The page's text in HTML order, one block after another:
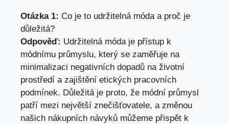
Otázka 1: Co je to udržitelná móda a proč je
důležitá?
Odpověď: Udržitelná móda je přístup k
módnímu průmyslu, který se zaměřuje na
minimalizaci negativních dopadů na životní
prostředí a zajištění etických pracovních
podmínek. Důležitá je proto, že módní průmysl
patří mezi největší znečišťovatele, a změnou
našich nákupních návyků můžeme přispět k